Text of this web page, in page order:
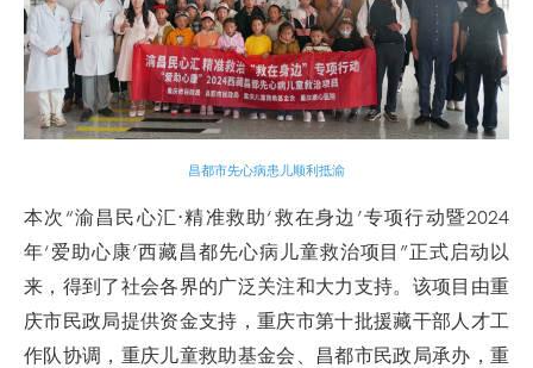
昌都市先心病患儿顺利抵渝
本次“渝昌民心汇·精准救助‘救在身边’专项行动暨2024
年‘爱助心康’西藏昌都先心病儿童救治项目”正式启动以
来，得到了社会各界的广泛关注和大力支持。该项目由重
庆市民政局提供资金支持，重庆市第十批援藏干部人才工
作队协调，重庆儿童救助基金会、昌都市民政局承办，重